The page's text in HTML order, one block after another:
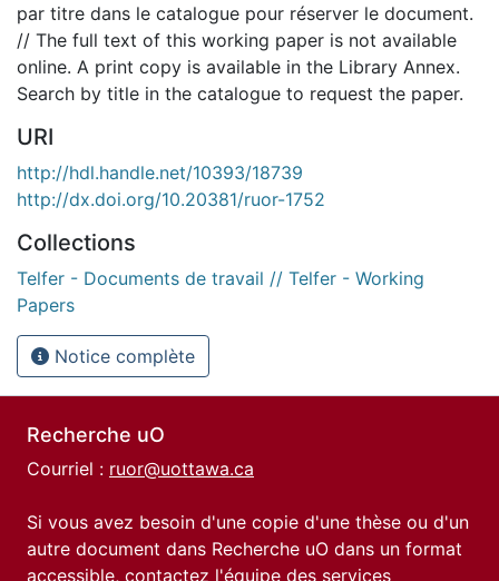
par titre dans le catalogue pour réserver le document.
// The full text of this working paper is not available
online. A print copy is available in the Library Annex.
Search by title in the catalogue to request the paper.
URI
http://hdl.handle.net/10393/18739
http://dx.doi.org/10.20381/ruor-1752
Collections
Telfer - Documents de travail // Telfer - Working
Papers
Notice complète
Recherche uO
Courriel : ruor@uottawa.ca
Si vous avez besoin d'une copie d'une thèse ou d'un
autre document dans Recherche uO dans un format
accessible, contactez l'équipe des services